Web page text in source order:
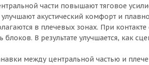
части повышают тяговое
акустический комфорт и
в плечевых зонах. При
В результате улучшается, как
между центральной частью и